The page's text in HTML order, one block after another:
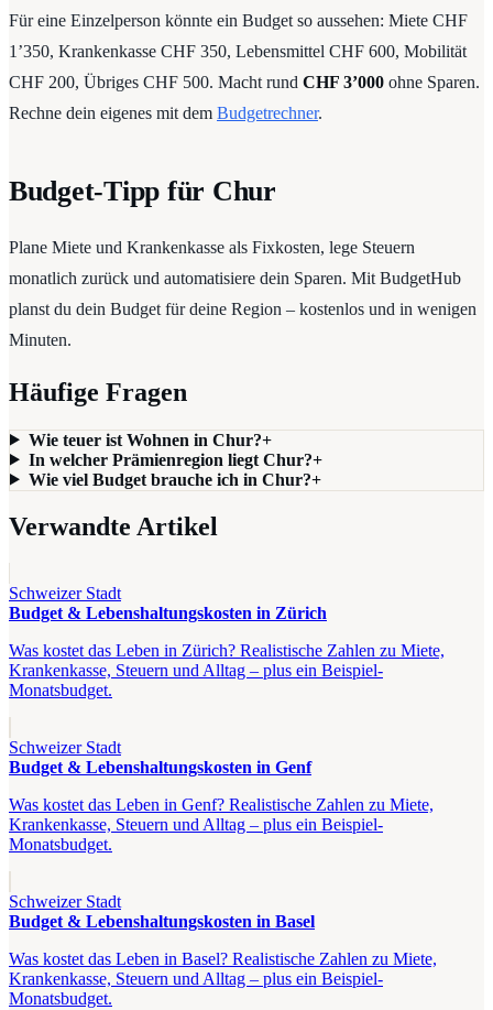
Für eine Einzelperson könnte ein Budget so aussehen: Miete CHF
1’350, Krankenkasse CHF 350, Lebensmittel CHF 600, Mobilität
CHF 200, Übriges CHF 500. Macht rund CHF 3’000 ohne Sparen.
Rechne dein eigenes mit dem Budgetrechner.
Budget-Tipp für Chur
Plane Miete und Krankenkasse als Fixkosten, lege Steuern
monatlich zurück und automatisiere dein Sparen. Mit BudgetHub
planst du dein Budget für deine Region – kostenlos und in wenigen
Minuten.
Häufige Fragen
Wie teuer ist Wohnen in Chur?+
In welcher Prämienregion liegt Chur?+
Wie viel Budget brauche ich in Chur?+
Verwandte Artikel
Schweizer Stadt
Budget & Lebenshaltungskosten in Zürich
Was kostet das Leben in Zürich? Realistische Zahlen zu Miete,
Krankenkasse, Steuern und Alltag – plus ein Beispiel-
Monatsbudget.
Schweizer Stadt
Budget & Lebenshaltungskosten in Genf
Was kostet das Leben in Genf? Realistische Zahlen zu Miete,
Krankenkasse, Steuern und Alltag – plus ein Beispiel-
Monatsbudget.
Schweizer Stadt
Budget & Lebenshaltungskosten in Basel
Was kostet das Leben in Basel? Realistische Zahlen zu Miete,
Krankenkasse, Steuern und Alltag – plus ein Beispiel-
Monatsbudget.